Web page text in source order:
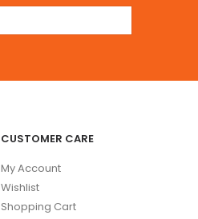
CUSTOMER CARE
My Account
Wishlist
Shopping Cart